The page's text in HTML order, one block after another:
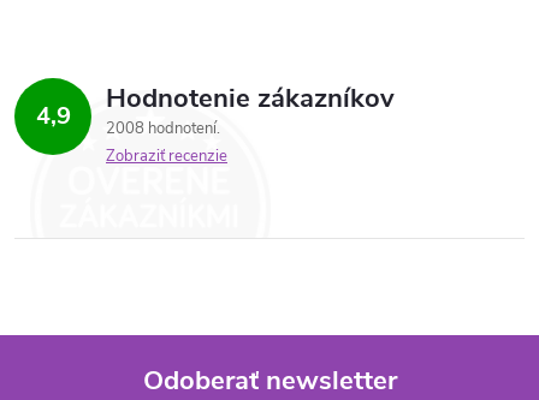
4,9 Hodnotenie zákazníkov
2008 hodnotení
Zobraziť recenzie
Odoberať newsletter